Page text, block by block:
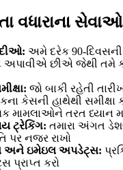
વધારાના સેવાઓ
અમે દરેક 90-
છીએ જેથી તમે
જો બાકી રહેતી
કેસની હાથેથી
મામલાઓને તરત ધ્યાન
ટ્રેકિંગ: તમારા અંગત
પર નજર રાખો
ઇમેઇલ અપડેટ્સ:
પ્રાપ્ત કરો